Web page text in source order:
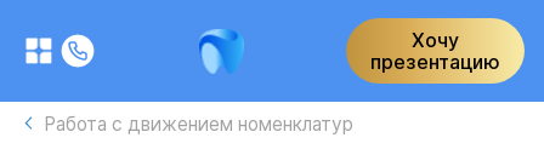
Хочу
презентацию
Работа с движением номенклатур